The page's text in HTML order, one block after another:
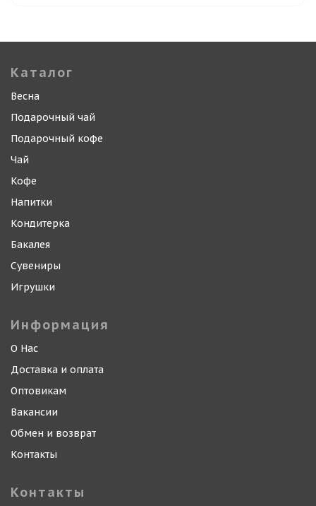
Каталог
Весна
Подарочный чай
Подарочный кофе
Чай
Кофе
Напитки
Кондитерка
Бакалея
Сувениры
Игрушки
Информация
О Нас
Доставка и оплата
Оптовикам
Вакансии
Обмен и возврат
Контакты
Контакты